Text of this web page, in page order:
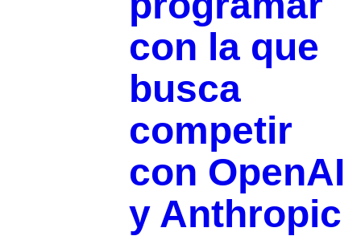
con la que
busca
competir
con OpenAI
y Anthropic